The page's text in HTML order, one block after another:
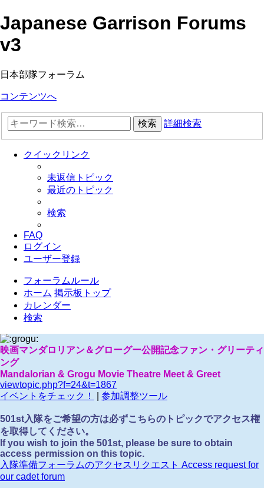
Japanese Garrison Forums
v3
日本部隊フォーラム
コンテンツへ
検索 詳細検索
クイックリンク
未返信トピック
最近のトピック
検索
FAQ
ログイン
ユーザー登録
フォーラムルール
ホーム 掲示板トップ
カレンダー
検索
映画マンダロリアン＆グローグー公開記念ファン・グリーティ
ング
Mandalorian & Grogu Movie Theatre Meet & Greet
viewtopic.php?f=24&t=1867
イベントをチェック！
参加調整ツール
501st入隊をご希望の方は必ずこちらのトピックでアクセス権
を取得してください。
If you wish to join the 501st, please be sure to obtain
access permission on this topic.
入隊準備フォーラムのアクセスリクエスト Access request for
our cadet forum